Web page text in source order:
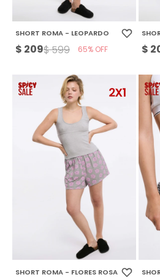
SHORT ROMA - LEOPARDO
$ 209$599 65 $
SHORT ROMA - FLORES ROSA